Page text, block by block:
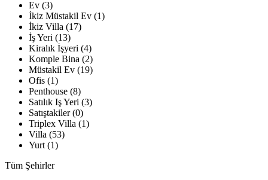
Ev (3)
İkiz Müstakil Ev (1)
İkiz Villa (17)
İş Yeri (13)
Kiralık İşyeri (4)
Komple Bina (2)
Müstakil Ev (19)
Ofis (1)
Penthouse (8)
Satılık Iş Yeri (3)
Satıştakiler (0)
Triplex Villa (1)
Villa (53)
Yurt (1)
Tüm Şehirler